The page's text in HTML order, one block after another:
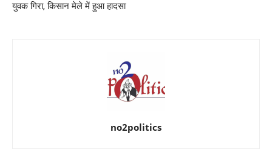
युवक गिरा, किसान मेले में हुआ हादसा
no2politics